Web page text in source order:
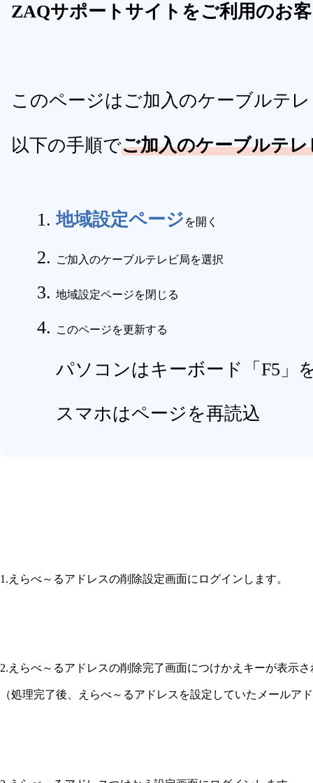
ZAQサポートサイトをご利用のお
このページはご加入のケーブルテ
以下の手順でご加入のケーブルテ
地域設定ページ を開く
ご加入のケーブルテレビ局を選択
地域設定ページを閉じる
このページを更新する
パソコンはキーボード「F5」
スマホはページを再読込
1.えらべ～るアドレスの削除設定画面にログインします。
2.えらべ～るアドレスの削除完了画面につけかえキーが表示
（処理完了後、えらべ～るアドレスを設定していたメール